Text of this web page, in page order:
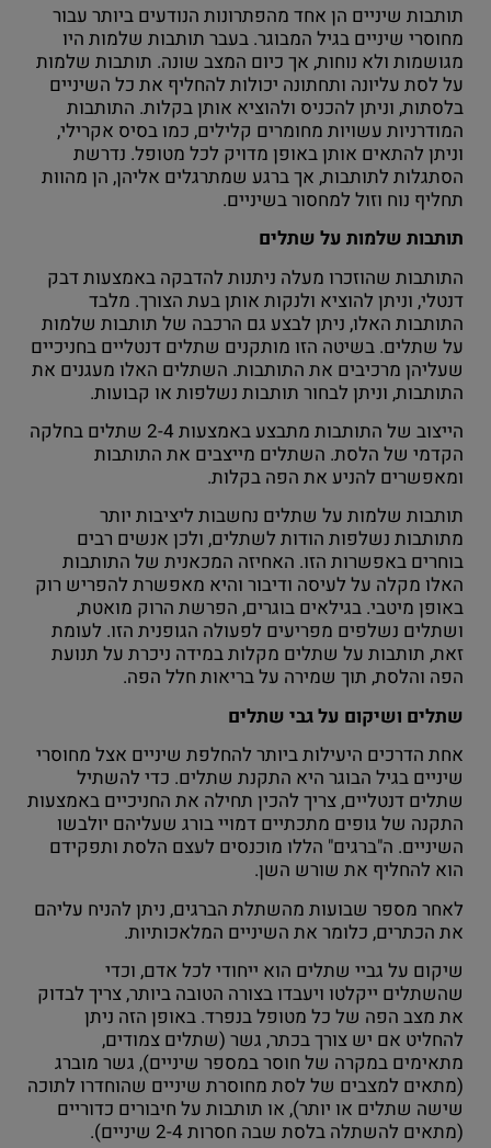
תותבות שיניים הן אחד מהפתרונות הנודעים ביותר עבור
מחוסרי שיניים בגיל המבוגר. בעבר תותבות שלמות היו
מגושמות ולא נוחות, אך כיום המצב שונה. תותבות שלמות
על לסת עליונה ותחתונה יכולות להחליף את כל השיניים
בלסתות, וניתן להכניס ולהוציא אותן בקלות. התותבות
המודרניות עשויות מחומרים קלילים, כמו בסיס אקרילי,
וניתן להתאים אותן באופן מדויק לכל מטופל. נדרשת
הסתגלות לתותבות, אך ברגע שמתרגלים אליהן, הן מהוות
תחליף נוח וזול למחסור בשיניים.
תותבות שלמות על שתלים
התותבות שהוזכרו מעלה ניתנות להדבקה באמצעות דבק
דנטלי, וניתן להוציא ולנקות אותן בעת הצורך. מלבד
התותבות האלו, ניתן לבצע גם הרכבה של תותבות שלמות
על שתלים. בשיטה הזו מותקנים שתלים דנטליים בחניכיים
שעליהן מרכיבים את התותבות. השתלים האלו מעגנים את
התותבות, וניתן לבחור תותבות נשלפות או קבועות.
הייצוב של התותבות מתבצע באמצעות 2-4 שתלים בחלקה
הקדמי של הלסת. השתלים מייצבים את התותבות
ומאפשרים להניע את הפה בקלות.
תותבות שלמות על שתלים נחשבות ליציבות יותר
מתותבות נשלפות הודות לשתלים, ולכן אנשים רבים
בוחרים באפשרות הזו. האחיזה המכאנית של התותבות
האלו מקלה על לעיסה ודיבור והיא מאפשרת להפריש רוק
באופן מיטבי. בגילאים בוגרים, הפרשת הרוק מואטת,
ושתלים נשלפים מפריעים לפעולה הגופנית הזו. לעומת
זאת, תותבות על שתלים מקלות במידה ניכרת על תנועת
הפה והלסת, תוך שמירה על בריאות חלל הפה.
שתלים ושיקום על גבי שתלים
אחת הדרכים היעילות ביותר להחלפת שיניים אצל מחוסרי
שיניים בגיל הבוגר היא התקנת שתלים. כדי להשתיל
שתלים דנטליים, צריך להכין תחילה את החניכיים באמצעות
התקנה של גופים מתכתיים דמויי בורג שעליהם יולבשו
השיניים. ה"ברגים" הללו מוכנסים לעצם הלסת ותפקידם
הוא להחליף את שורש השן.
לאחר מספר שבועות מהשתלת הברגים, ניתן להניח עליהם
את הכתרים, כלומר את השיניים המלאכותיות.
שיקום על גביי שתלים הוא ייחודי לכל אדם, וכדי
שהשתלים ייקלטו ויעבדו בצורה הטובה ביותר, צריך לבדוק
את מצב הפה של כל מטופל בנפרד. באופן הזה ניתן
להחליט אם יש צורך בכתר, גשר (שתלים צמודים,
מתאימים במקרה של חוסר במספר שיניים), גשר מוברג
(מתאים למצבים של לסת מחוסרת שיניים שהוחדרו לתוכה
שישה שתלים או יותר), או תותבות על חיבורים כדוריים
(מתאים להשתלה בלסת שבה חסרות 2-4 שיניים).